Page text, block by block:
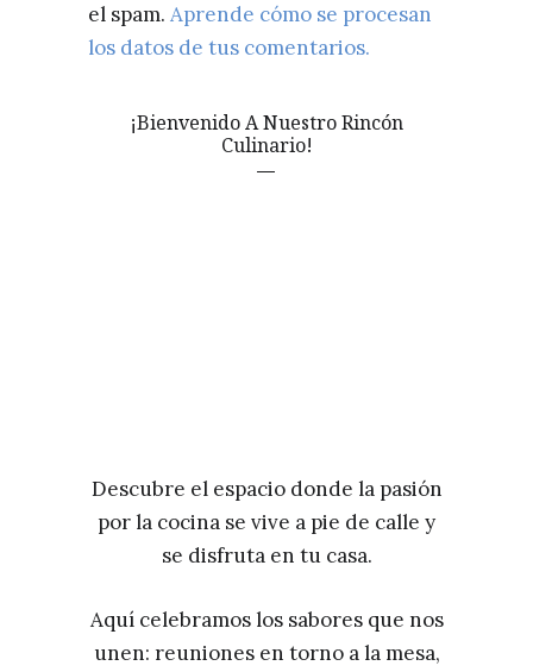
el spam. Aprende cómo se procesan
los datos de tus comentarios.
¡Bienvenido A Nuestro Rincón
Culinario!
Descubre el espacio donde la pasión
por la cocina se vive a pie de calle y
se disfruta en tu casa.
Aquí celebramos los sabores que nos
unen: reuniones en torno a la mesa,